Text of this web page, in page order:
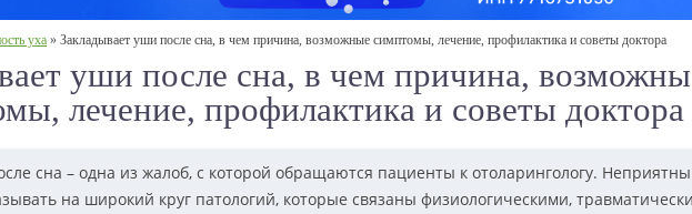
уха » Закладывает уши после сна, в чем причина, возможные симптомы, лечение, профилактика и советы доктора
уши после сна, в чем причина,
лечение, профилактика и советы доктора
сна – одна из жалоб, с которой обращаются пациенты к отоларингологу.
на широкий круг патологий, которые связаны физиологическими,